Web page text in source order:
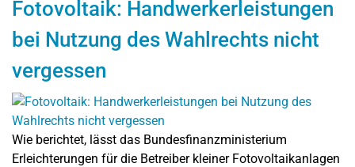
Fotovoltaik: Handwerkerleistungen
bei Nutzung des Wahlrechts nicht
vergessen
Wie berichtet, lässt das Bundesfinanzministerium
Erleichterungen für die Betreiber kleiner Fotovoltaikanlagen